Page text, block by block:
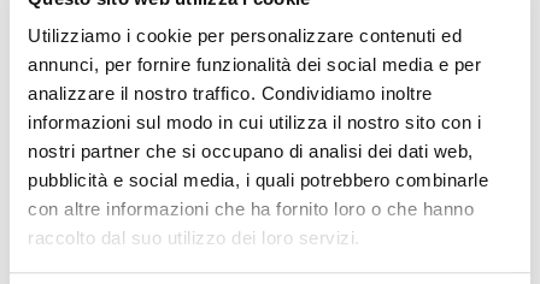
Utilizziamo i cookie per personalizzare contenuti ed
annunci, per fornire funzionalità dei social media e per
analizzare il nostro traffico. Condividiamo inoltre
informazioni sul modo in cui utilizza il nostro sito con i
nostri partner che si occupano di analisi dei dati web,
pubblicità e social media, i quali potrebbero combinarle
con altre informazioni che ha fornito loro o che hanno
raccolto dal suo utilizzo dei loro servizi.
Ricerca attiva o head hunting
Svolgiamo un’attività mirata di ricerca attiva delle migliori